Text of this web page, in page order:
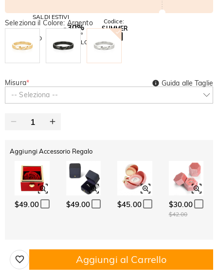
SALDI ESTIVI
-10%
SU TUTTO
-30%
SUL 2°
ARTICOLO
Codice:
SUMMER
Copia
Seleziona il Colore: Argento
Misura*
-- Seleziona --
Guida alle Taglie
Aggiungi Accessorio Regalo
$49.00 $49.00 $45.00 $30.00
$42.00
Aggiungi al Carrello